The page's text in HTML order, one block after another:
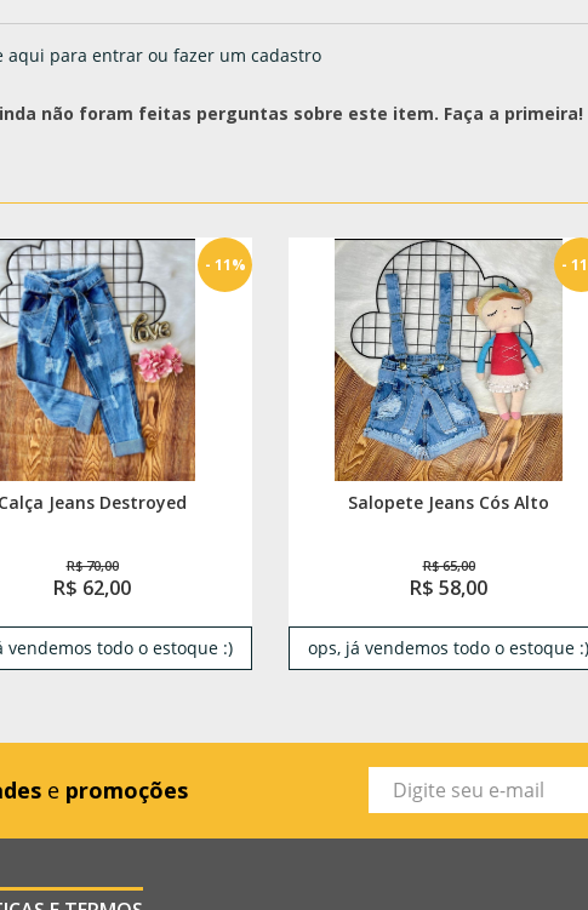
aqui para entrar ou fazer um cadastro
não foram feitas perguntas sobre este item. Faça a primeira!
Calça Jeans Destroyed
R$ 70,00
R$ 62,00
- 11%
vendemos todo o estoque :)
Salopete Jeans Cós Alto
R$ 65,00
R$ 58,00
-
ops, já vendemos todo o estoque :)
e promoções